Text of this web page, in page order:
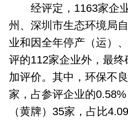
经评定，1163家企业
州、深圳市生态环境局
业和因全年停产（运）
评的112家企业外，最
加评价。其中，环保不
家，占参评企业的
（黄牌）35家，占比